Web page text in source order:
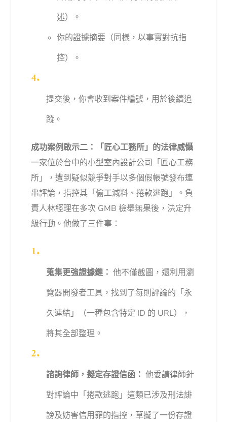
述）。
你的證據摘要（同樣，以事實對抗指
控）。
提交後，你會收到案件編號，用於後續追
蹤。
成功案例啟示二：「匠心工務所」的法律威懾
一家位於台中的小型室內設計公司「匠心工務
所」，遭到疑似競爭對手以多個假帳號發布連
串評論，指控其「偷工減料、捲款逃跑」。負
責人林經理在多次 GMB 檢舉無果後，決定升
級行動。他做了三件事：
蒐集更強證據鏈： 他不僅截圖，還利用瀏
覽器開發者工具，找到了每則評論的「永
久連結」（一種包含特定 ID 的 URL），
將其全部整理。
諮詢律師，擬定存證信函： 他委請律師針
對評論中「捲款逃跑」這類已涉及刑法誹
謗及妨害信用罪的指控，草擬了一份存證